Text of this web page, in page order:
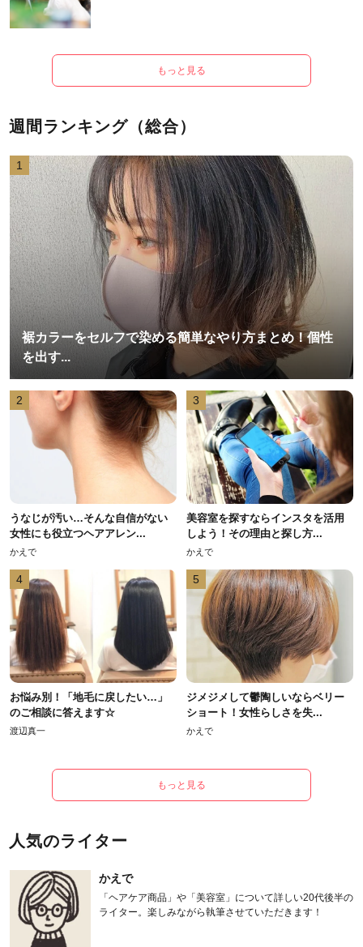
もっと見る
週間ランキング（総合）
1
裾カラーをセルフで染める簡単なやり方まとめ！個性
を出す...
2
うなじが汚い…そんな自信がない
女性にも役立つヘアアレン...
かえで
3
美容室を探すならインスタを活用
しよう！その理由と探し方...
かえで
4
お悩み別！「地毛に戻したい…」
のご相談に答えます☆
渡辺真一
5
ジメジメして鬱陶しいならベリー
ショート！女性らしさを失...
かえで
もっと見る
人気のライター
かえで
「ヘアケア商品」や「美容室」について詳しい20代後半の
ライター。楽しみながら執筆させていただきます！